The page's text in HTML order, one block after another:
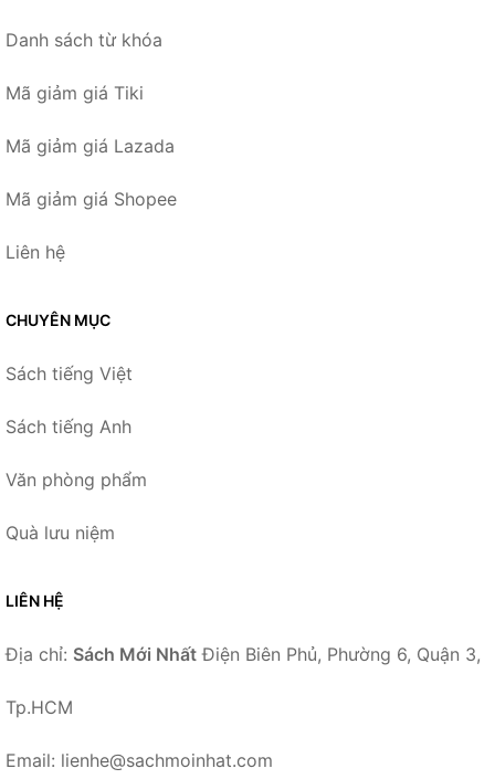
Danh sách từ khóa
Mã giảm giá Tiki
Mã giảm giá Lazada
Mã giảm giá Shopee
Liên hệ
CHUYÊN MỤC
Sách tiếng Việt
Sách tiếng Anh
Văn phòng phẩm
Quà lưu niệm
LIÊN HỆ
Địa chỉ: Sách Mới Nhất Điện Biên Phủ, Phường 6, Quận 3,
Tp.HCM
Email: lienhe@sachmoinhat.com